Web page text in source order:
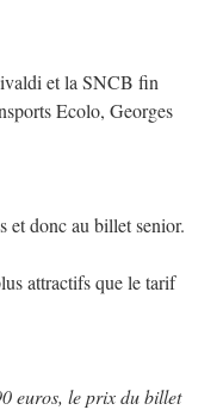
et la SNCB fin
Ecolo, Georges
et donc au billet senior.
attractifs que le tarif
euros, le prix du billet